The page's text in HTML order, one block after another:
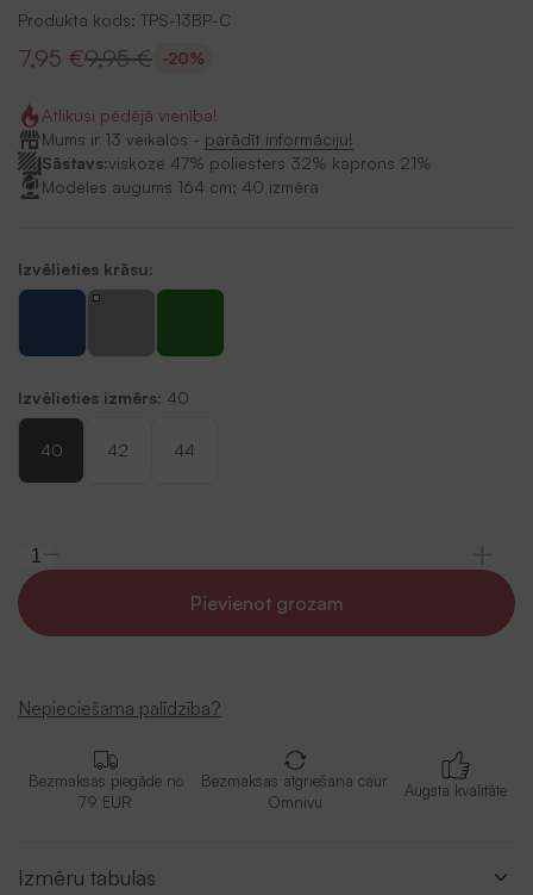
Produkta kods: TPS-13BP-C
7,95 €9,95 € -20%
Atlikusi pēdējā vienība!
Mums ir 13 veikalos - parādīt informāciju!
Sāstavs:viskoze 47% poliesters 32% kaprons 21%
Modeles augums 164 cm; 40 izmēra
Izvēlieties krāsu:
Izvēlieties izmērs: 40
40 42 44
Pievienot grozam
Nepieciešama palīdzība?
Bezmaksas piegāde no
79 EUR
Bezmaksas atgriešana caur
Omnivu
Augsta kvalitāte
Izmēru tabulas